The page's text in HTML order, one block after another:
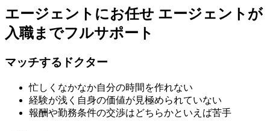
エージェントにお任せ エージェントが
入職までフルサポート
マッチするドクター
忙しくなかなか自分の時間を作れない
経験が浅く自身の価値が見極められていない
報酬や勤務条件の交渉はどちらかといえば苦手